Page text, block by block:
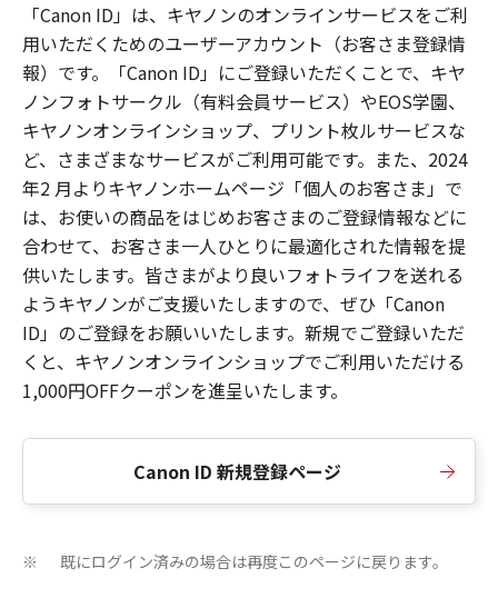
「Canon ID」は、キヤノンのオンラインサービスをご利
用いただくためのユーザーアカウント（お客さま登録情
報）です。「Canon ID」にご登録いただくことで、キヤ
ノンフォトサークル（有料会員サービス）やEOS学園、
キヤノンオンラインショップ、プリント枚ルサービスな
ど、さまざまなサービスがご利用可能です。また、2024
年2 月よりキヤノンホームページ「個人のお客さま」で
は、お使いの商品をはじめお客さまのご登録情報などに
合わせて、お客さま一人ひとりに最適化された情報を提
供いたします。皆さまがより良いフォトライフを送れる
ようキヤノンがご支援いたしますので、ぜひ「Canon
ID」のご登録をお願いいたします。新規でご登録いただ
くと、キヤノンオンラインショップでご利用いただける
1,000円OFFクーポンを進呈いたします。
Canon ID 新規登録ページ
※ 既にログイン済みの場合は再度このページに戻ります。